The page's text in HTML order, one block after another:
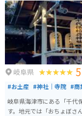
岐阜県 5
#お土産 #神社｜寺院 #商
岐阜県海津市にある「千代
す。地元では「おちょぼさ